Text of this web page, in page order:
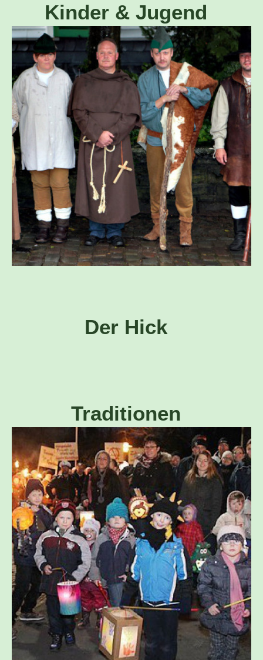
Kinder & Jugend
Der Hick
Traditionen